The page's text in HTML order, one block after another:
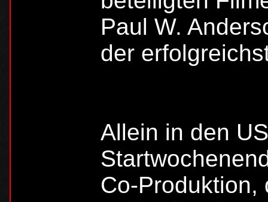
Paul W.
der
Allein in den
Co-Produktion,